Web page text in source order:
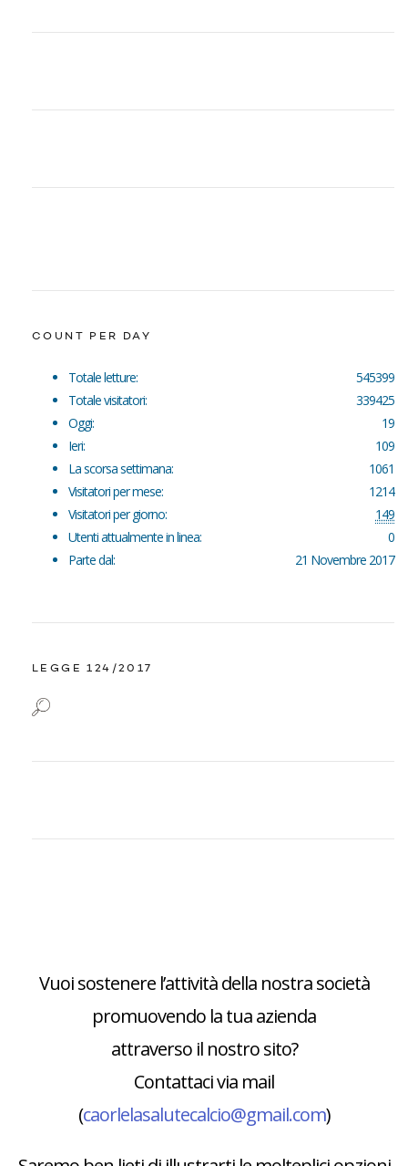
COUNT PER DAY
545399
Totale letture:
339425
Totale visitatori:
19
Oggi:
109
Ieri:
1061
La scorsa settimana:
1214
Visitatori per mese:
149
Visitatori per giorno:
0
Utenti attualmente in linea:
21 Novembre 2017
Parte dal:
LEGGE 124/2017
Vuoi sostenere l’attività della nostra società
promuovendo la tua azienda
attraverso il nostro sito?
Contattaci via mail
(caorlelasalutecalcio@gmail.com)